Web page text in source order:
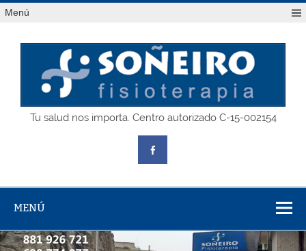
Saltar
alMenú
SOÑEIRO
Tu salud nos importa. Centro autorizado C-15-002154
MENÚ